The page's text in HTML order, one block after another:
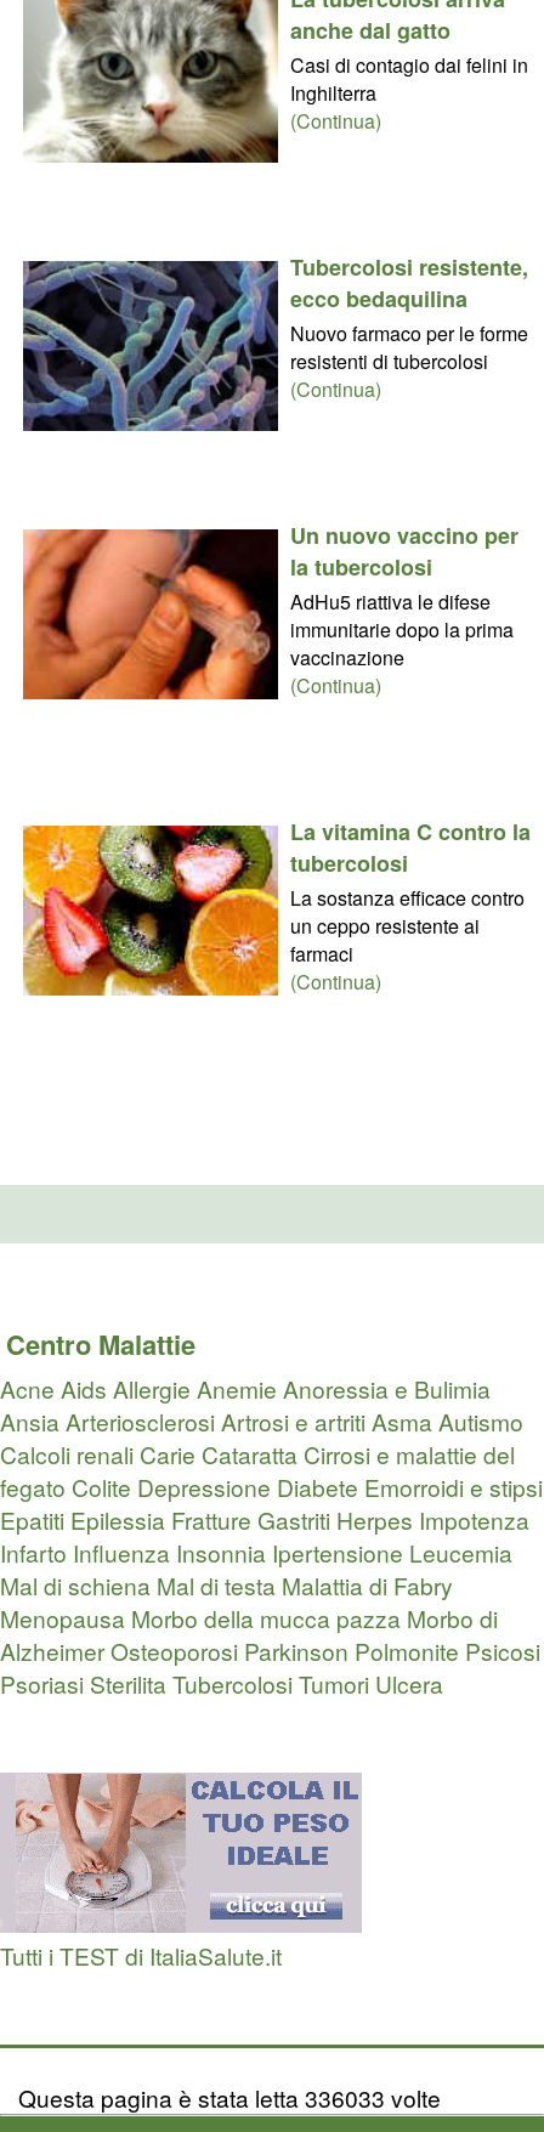
anche dal gatto
Casi di contagio dai felini in
Inghilterra
(Continua)
Tubercolosi resistente,
ecco bedaquilina
Nuovo farmaco per le forme
resistenti di tubercolosi
(Continua)
Un nuovo vaccino per
la tubercolosi
AdHu5 riattiva le difese
immunitarie dopo la prima
vaccinazione
(Continua)
La vitamina C contro la
tubercolosi
La sostanza efficace contro
un ceppo resistente ai
farmaci
(Continua)
Centro Malattie
Acne Aids Allergie Anemie Anoressia e Bulimia
AnsiaArteriosclerosiArtrosi e artritiAsmaAutismo
Calcoli renali Carie Cataratta Cirrosi e malattie del
fegato Colite Depressione Diabete Emorroidi e stipsi
Epatiti Epilessia Fratture Gastriti Herpes Impotenza
Infarto Influenza Insonnia Ipertensione Leucemia
Mal di schiena Mal di testa Malattia di Fabry
Menopausa Morbo della mucca pazza Morbo di
AlzheimerOsteoporosi Parkinson Polmonite Psicosi
Psoriasi SterilitaTubercolosiTumori Ulcera
Tutti i TEST di ItaliaSalute.it
Questa pagina è stata letta 336033 volte